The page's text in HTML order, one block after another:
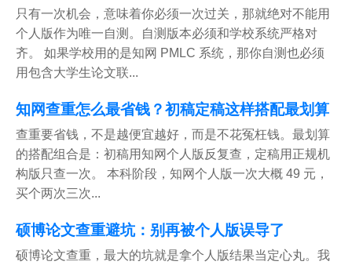
只有一次机会，意味着你必须一次过关，那就绝对不能用
个人版作为唯一自测。自测版本必须和学校系统严格对
齐。 如果学校用的是知网 PMLC 系统，那你自测也必须
用包含大学生论文联...
知网查重怎么最省钱？初稿定稿这样搭配最划算
查重要省钱，不是越便宜越好，而是不花冤枉钱。最划算
的搭配组合是：初稿用知网个人版反复查，定稿用正规机
构版只查一次。 本科阶段，知网个人版一次大概 49 元，
买个两次三次...
硕博论文查重避坑：别再被个人版误导了
硕博论文查重，最大的坑就是拿个人版结果当定心丸。我